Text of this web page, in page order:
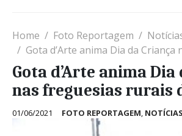
Home Foto Reportagem
Gota d’Arte anima Dia da Criança nas
Gota d’Arte anima Dia
nas freguesias rurais
01/06/2021 FOTO REPORTAGEM, NOTÍCIAS